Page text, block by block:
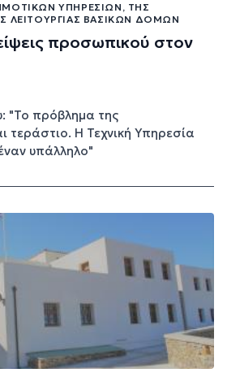
ΥΠΗΡΕΣΙΏΝ, ΤΗΣ
ΛΕΙΤΟΥΡΓΊΑΣ ΒΑΣΙΚΏΝ ΔΟΜΏΝ
προσωπικού στον
"Το πρόβλημα της
τεράστιο. Η Τεχνική Υπηρεσία
υπάλληλο"